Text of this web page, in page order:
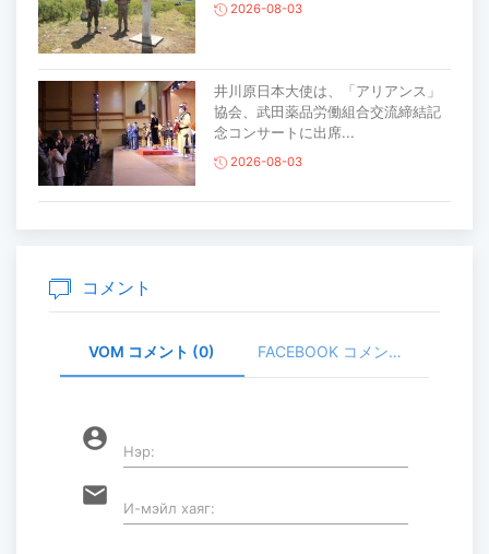
2026-08-03
井川原日本大使は、「アリアンス」
協会、武田薬品労働組合交流締結記
念コンサートに出席...
2026-08-03
家畜頭数は約7800万頭に達する見通
し
コメント
VOM コメント (0) FACEBOOK コメント (
account_circle Нэр:
email И-мэйл хаяг: